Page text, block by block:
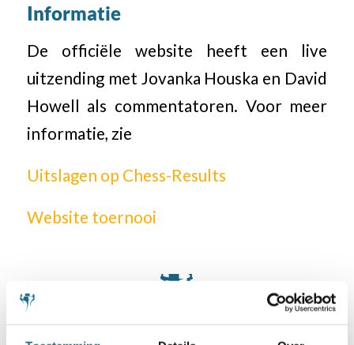
Informatie
De officiële website heeft een live
uitzending met Jovanka Houska en David
Howell als commentatoren. Voor meer
informatie, zie
Uitslagen op Chess-Results
Website toernooi
Internationaal Schaaknieuws